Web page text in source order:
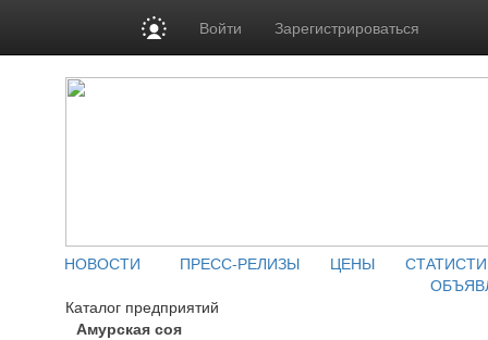
Войти Зарегистрироваться
НОВОСТИ ПРЕСС-РЕЛИЗЫ ЦЕНЫ
Каталог предприятий
Амурская соя